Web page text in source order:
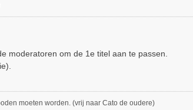
moderatoren om de 1e titel aan te passen.
moeten worden. (vrij naar Cato de oudere)